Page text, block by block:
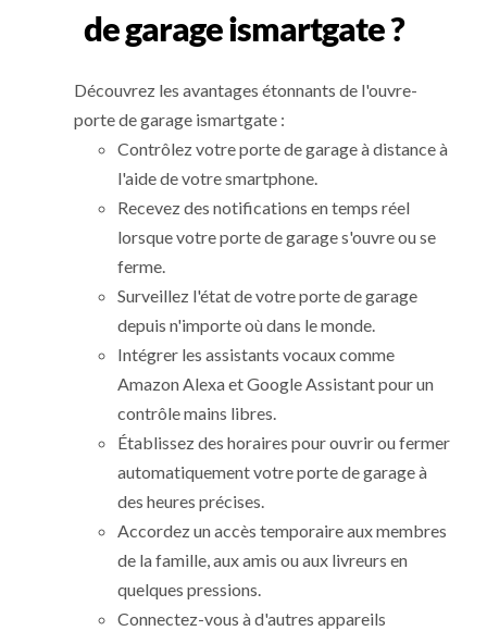
de garage ismartgate ?
Découvrez les avantages étonnants de l'ouvre-
porte de garage ismartgate :
Contrôlez votre porte de garage à distance à
l'aide de votre smartphone.
Recevez des notifications en temps réel
lorsque votre porte de garage s'ouvre ou se
ferme.
Surveillez l'état de votre porte de garage
depuis n'importe où dans le monde.
Intégrer les assistants vocaux comme
Amazon Alexa et Google Assistant pour un
contrôle mains libres.
Établissez des horaires pour ouvrir ou fermer
automatiquement votre porte de garage à
des heures précises.
Accordez un accès temporaire aux membres
de la famille, aux amis ou aux livreurs en
quelques pressions.
Connectez-vous à d'autres appareils